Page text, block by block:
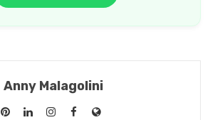
Anny Malagolini
AnnyAnnyAnnyAnnySite